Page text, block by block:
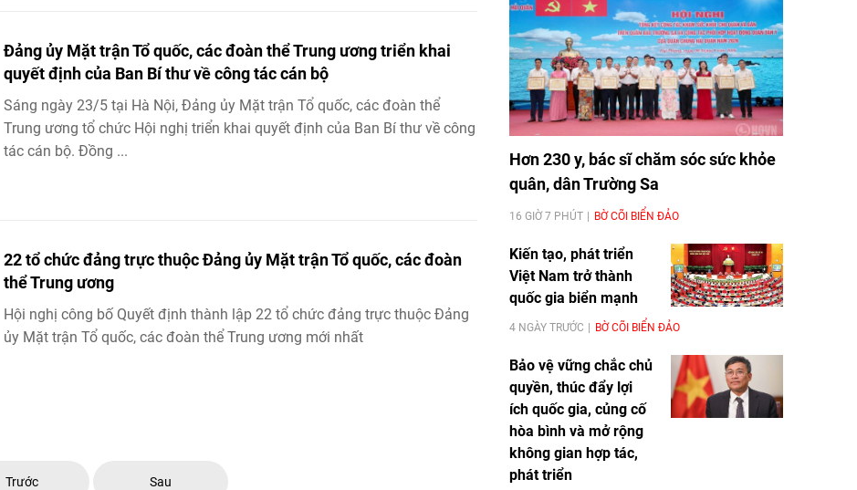
Đảng ủy Mặt trận Tổ quốc, các đoàn thể Trung ương triển khai
quyết định của Ban Bí thư về công tác cán bộ
Sáng ngày 23/5 tại Hà Nội, Đảng ủy Mặt trận Tổ quốc, các đoàn thể
Trung ương tổ chức Hội nghị triển khai quyết định của Ban Bí thư về công
tác cán bộ. Đồng ...
22 tổ chức đảng trực thuộc Đảng ủy Mặt trận Tổ quốc, các đoàn
thể Trung ương
Hội nghị công bố Quyết định thành lập 22 tổ chức đảng trực thuộc Đảng
ủy Mặt trận Tổ quốc, các đoàn thể Trung ương mới nhất
Trước Sau
Hơn 230 y, bác sĩ chăm sóc sức khỏe
quân, dân Trường Sa
16 GIỜ 7 PHÚT BỜ CÕI BIỂN ĐẢO
Kiến tạo, phát triển
Việt Nam trở thành
quốc gia biển mạnh
4 NGÀY TRƯỚC BỜ CÕI BIỂN ĐẢO
Bảo vệ vững chắc chủ
quyền, thúc đẩy lợi
ích quốc gia, củng cố
hòa bình và mở rộng
không gian hợp tác,
phát triển